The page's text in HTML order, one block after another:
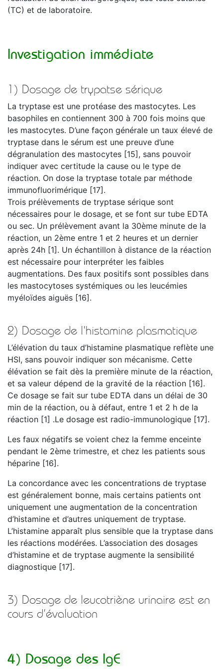
(TC) et de laboratoire.
Investigation immédiate
1) Dosage de trypatse sérique
La tryptase est une protéase des mastocytes. Les
basophiles en contiennent 300 à 700 fois moins que
les mastocytes. D’une façon générale un taux élevé de
tryptase dans le sérum est une preuve d’une
dégranulation des mastocytes [15], sans pouvoir
indiquer avec certitude la cause ou le type de
réaction. On dose la tryptase totale par méthode
immunofluorimérique [17].
Trois prélèvements de tryptase sérique sont
nécessaires pour le dosage, et se font sur tube EDTA
ou sec. Un prélèvement avant la 30ème minute de la
réaction, un 2ème entre 1 et 2 heures et un dernier
après 24h [1]. Un échantillon à distance de la réaction
est nécessaire pour interpréter les faibles
augmentations. Des faux positifs sont possibles dans
les mastocytoses systémiques ou les leucémies
myéloïdes aiguës [16].
2) Dosage de l’histamine plasmatique
L’élévation du taux d’histamine plasmatique reflète une
HSI, sans pouvoir indiquer son mécanisme. Cette
élévation se fait dès la première minute de la réaction,
et sa valeur dépend de la gravité de la réaction [16].
Ce dosage se fait sur tube EDTA dans un délai de 30
min de la réaction, ou à défaut, entre 1 et 2 h de la
réaction [1] .Le dosage est radio-immunologique [17].
Les faux négatifs se voient chez la femme enceinte
pendant le 2ème trimestre, et chez les patients sous
héparine [16].
La concordance avec les concentrations de tryptase
est généralement bonne, mais certains patients ont
uniquement une augmentation de la concentration
d’histamine et d’autres uniquement de tryptase.
L’histamine apparaît plus sensible que la tryptase dans
les réactions modérées. L’association des dosages
d’histamine et de tryptase augmente la sensibilité
diagnostique [17].
3) Dosage de leucotriène urinaire est en
cours d’évaluation
4) Dosage des IgE